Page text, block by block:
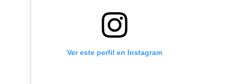
Ver este perfil en Instagram